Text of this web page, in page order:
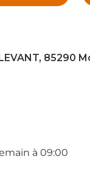
85290
à 09:00